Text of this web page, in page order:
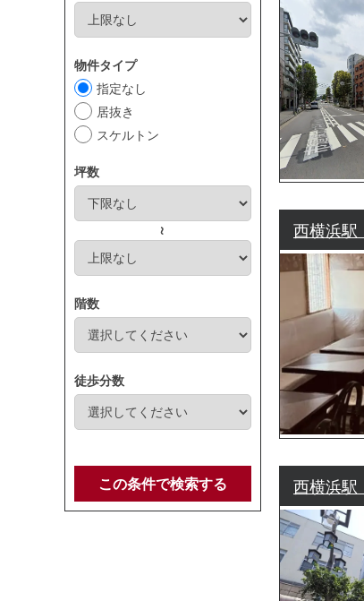
物件タイプ
指定なし
居抜き
スケルトン
坪数
～
階数
徒歩分数
この条件で検索する
西横浜
西横浜